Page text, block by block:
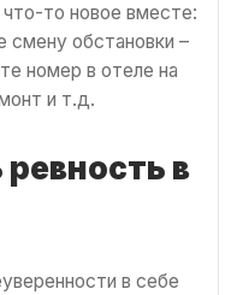
то новое вместе:
обстановки –
номер в отеле на
и т.д.
в
в себе